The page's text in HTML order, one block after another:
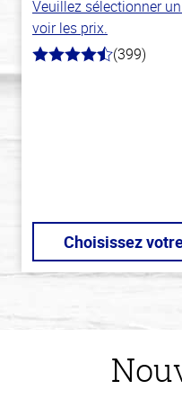
Veuillez sélectionner
voir les prix.
4.8
(399)
Choisissez